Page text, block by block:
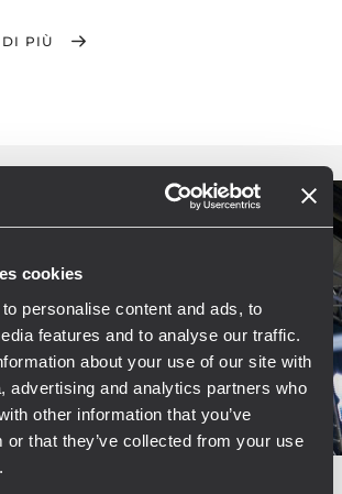
cookies
personalise content and ads, to
features and to analyse our traffic.
about your use of our site with
advertising and analytics partners who
other information that you’ve
or that they’ve collected from your use
DI PIÙ